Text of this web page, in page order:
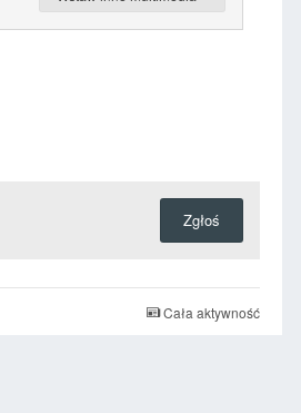
Zgłoś
Cała aktywność